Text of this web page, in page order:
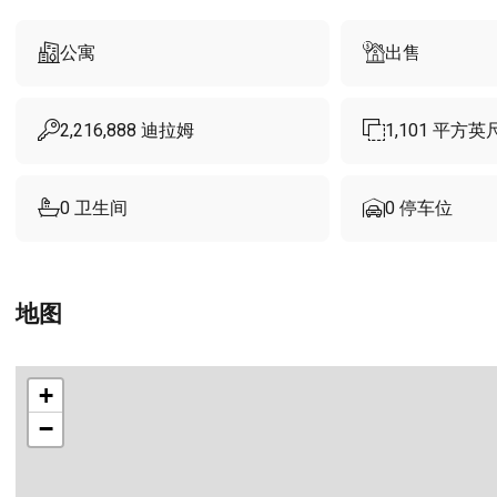
公寓 出售
2,216,888 迪拉姆 1,101 平方英
0 卫生间 0 停车位
地图
+
−